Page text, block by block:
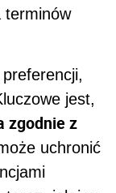
terminów
jest,
zgodnie z
uchronić